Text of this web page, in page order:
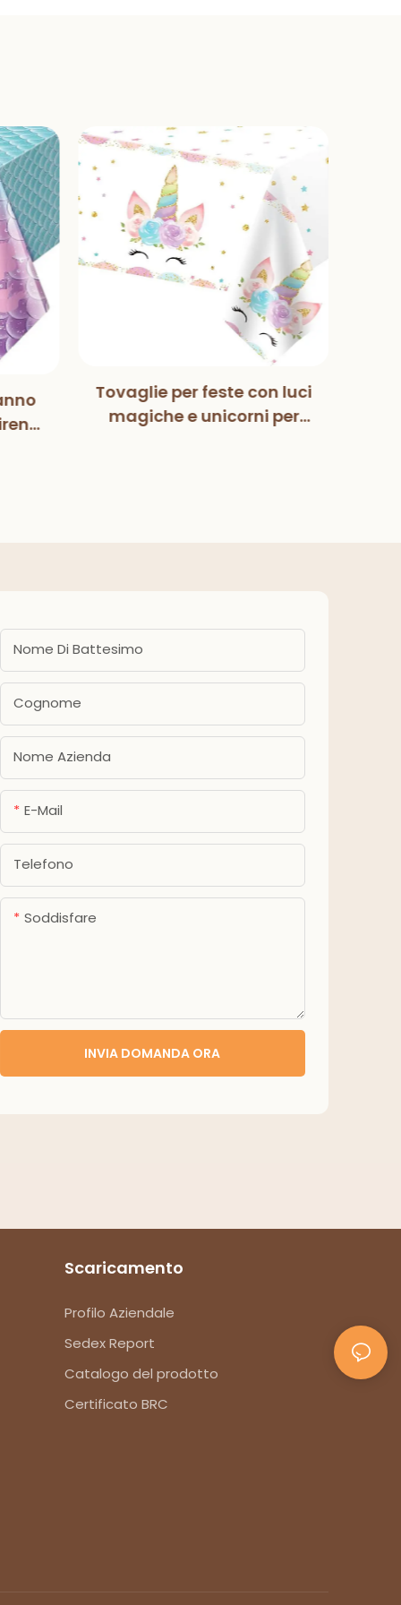
Tovaglie per feste con luci
magiche e unicorni per
Nome Di Battesimo
Cognome
Nome Azienda
E-Mail
Telefono
Soddisfare
INVIA DOMANDA ORA
Scaricamento
Profilo Aziendale
Sedex Report
Catalogo del prodotto
Certificato BRC